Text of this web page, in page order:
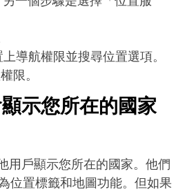
導航權限並搜尋位置選項。
限。
示您所在的國家
用戶顯示您所在的國家。他們
位置標籤和地圖功能。但如果